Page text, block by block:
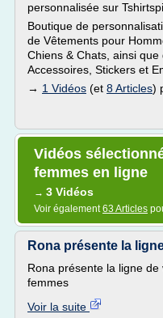
personnalisée sur
Boutique de
de Vêtements pour
Chiens & Chats, ainsi que
Accessoires, Stickers et
→ 1 Vidéos (et 8 Articles)
Vidéos
femmes en ligne
→ 3 Vidéos
Voir également63 Articles
Rona présente la
Rona présente la ligne
femmes
Voir la suite